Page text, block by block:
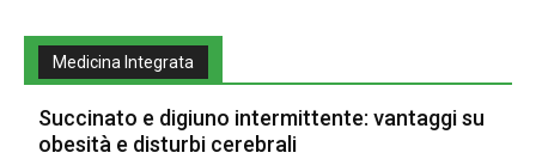
Medicina Integrata
Succinato e digiuno intermittente: vantaggi su
obesità e disturbi cerebrali